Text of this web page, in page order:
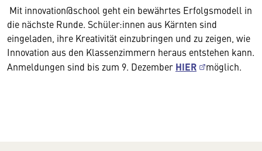
Mit innovation@school geht ein bewährtes Erfolgsmodell in
die nächste Runde. Schüler:innen aus Kärnten sind
eingeladen, ihre Kreativität einzubringen und zu zeigen, wie
Innovation aus den Klassenzimmern heraus entstehen kann.
Anmeldungen sind bis zum 9. Dezember HIER möglich.